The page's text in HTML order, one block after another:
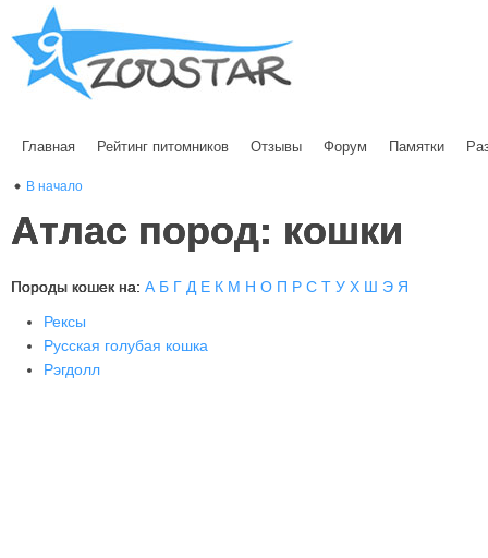
Главная Рейтинг питомников Отзывы Форум Памятки
В начало
Атлас пород: кошки
Породы кошек на: А Б Г Д Е К М Н О П Р С Т У Х Ш Э Я
Рексы
Русская голубая кошка
Рэгдолл